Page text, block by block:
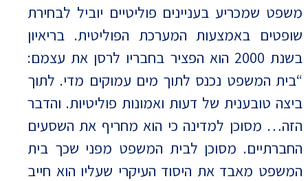
משפט שמכריע בעניינים פוליטיים יוביל לבחירת
שופטים באמצעות המערכת הפוליטית. בריאיון
בשנת 2000 הוא הפציר בחבריו לרסן את עצמם:
“בית המשפט נכנס לתוך מים עמוקים מדי. לתוך
ביצה טובענית של דעות ואמונות פוליטיות. והדבר
הזה… מסוכן למדינה כי הוא מחריף את השסעים
החברתיים. מסוכן לבית המשפט מפני שכך בית
המשפט מאבד את היסוד העיקרי שעליו הוא חייב